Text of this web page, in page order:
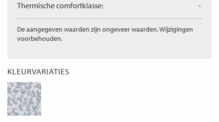
Thermische comfortklasse: -
De aangegeven waarden zijn ongeveer waarden. Wijzigingen
voorbehouden.
KLEURVARIATIES